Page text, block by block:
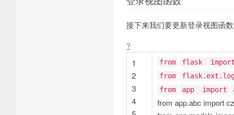
接下来我们要更新登录视图函
?
1
2
3
4
from flask import
from
from
app import
from app.abc import